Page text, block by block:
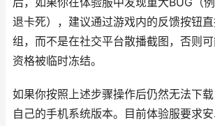
退卡死），建议通过游戏内的反馈按钮
组，而不是在社交平台散播截图，否则
资格被临时冻结。
如果你按照上述步骤操作后仍然无法下
自己的手机系统版本。目前体验服要求